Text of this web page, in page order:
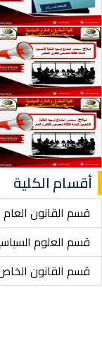
أقسام الكلية
قسم القانون العام
قسم العلوم
قسم القانون